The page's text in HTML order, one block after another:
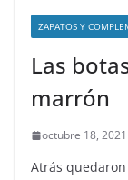
ZAPATOS Y
Las
marrón
octubre 18, 2021
Atrás